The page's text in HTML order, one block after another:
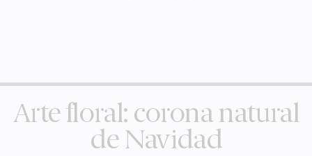
Arte floral: corona natural
de Navidad